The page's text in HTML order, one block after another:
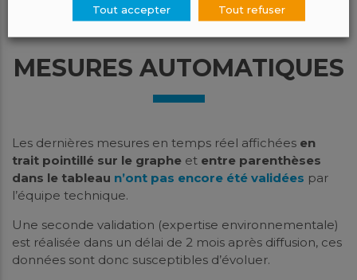
MESURES AUTOMATIQUES
Les dernières mesures en temps réel affichées en
trait pointillé sur le graphe et entre parenthèses
dans le tableau n’ont pas encore été validées par
l’équipe technique.
Une seconde validation (expertise environnementale)
est réalisée dans un délai de 2 mois après diffusion, ces
données sont donc susceptibles d’évoluer.
Tout accepter Tout refuser